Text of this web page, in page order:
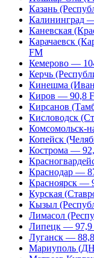
Казань
Калининград
Каневская
Карачаевск
FM
Кемерово —
Керчь
Кинешма
Киров — 90,8
Кирсанов
Кисловодск
Комсомольск-
Копейск
Кострома —
Краснодар —
Красноярск —
Курская
Кызыл
Лимасол
Липецк — 97,9
Луганск —
Мариуполь